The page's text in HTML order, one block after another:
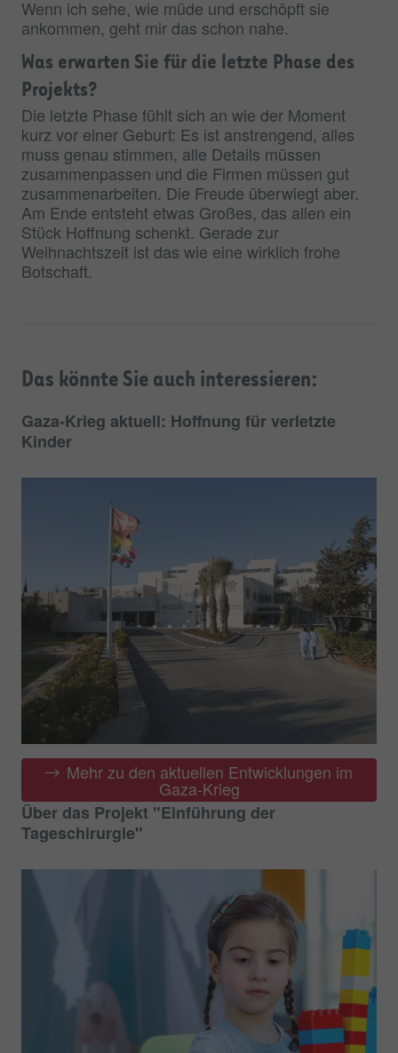
Wenn ich sehe, wie müde und erschöpft sie
ankommen, geht mir das schon nahe.
Was erwarten Sie für die letzte Phase des
Projekts?
Die letzte Phase fühlt sich an wie der Moment
kurz vor einer Geburt: Es ist anstrengend, alles
muss genau stimmen, alle Details müssen
zusammenpassen und die Firmen müssen gut
zusammenarbeiten. Die Freude überwiegt aber.
Am Ende entsteht etwas Großes, das allen ein
Stück Hoffnung schenkt. Gerade zur
Weihnachtszeit ist das wie eine wirklich frohe
Botschaft.
Das könnte Sie auch interessieren:
Gaza-Krieg aktuell: Hoffnung für verletzte
Kinder
Mehr zu den aktuellen Entwicklungen im
Gaza-Krieg
Über das Projekt "Einführung der
Tageschirurgie"